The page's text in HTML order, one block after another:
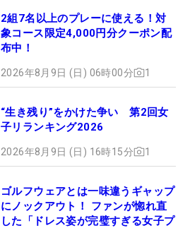
2組7名以上のプレーに使える！対
象コース限定4,000円分クーポン配
布中！
2026年8月9日 (日) 06時00分 1
“生き残り”をかけた争い 第2回女
子リランキング2026
2026年8月9日 (日) 16時15分 1
ゴルフウェアとは一味違うギャップ
にノックアウト！ ファンが惚れ直
した「ドレス姿が完璧すぎる女子プ